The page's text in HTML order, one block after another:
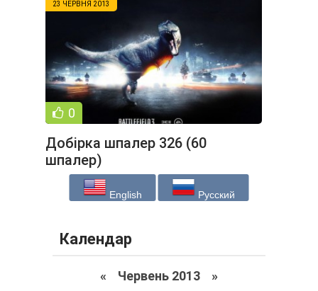
23 ЧЕРВНЯ 2013
0
Добірка шпалер 326 (60
шпалер)
English Русский
Календар
« Червень 2013 »